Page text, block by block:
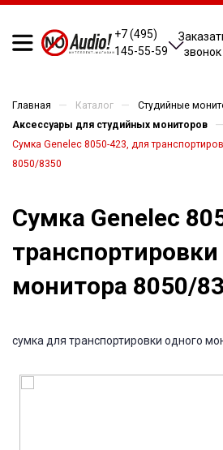
+7 (495)
145-55-59
звонок
Главная — Каталог — Студийные
Аксессуары для студийных мониторов —
Сумка Genelec 8050-423, для
8050/8350
Сумка Genelec
монитора 8050/
сумка для транспортировки одного